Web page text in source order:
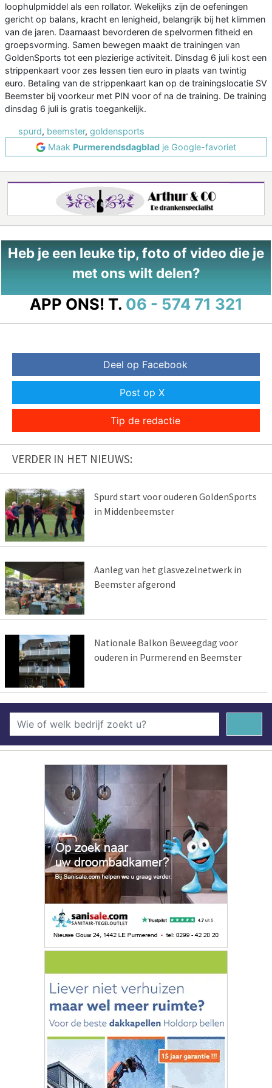
loophulpmiddel als een rollator. Wekelijks zijn de oefeningen
gericht op balans, kracht en lenigheid, belangrijk bij het klimmen
van de jaren. Daarnaast bevorderen de spelvormen fitheid en
groepsvorming. Samen bewegen maakt de trainingen van
GoldenSports tot een plezierige activiteit. Dinsdag 6 juli kost een
strippenkaart voor zes lessen tien euro in plaats van twintig
euro. Betaling van de strippenkaart kan op de trainingslocatie SV
Beemster bij voorkeur met PIN voor of na de training. De training
dinsdag 6 juli is gratis toegankelijk.
spurd, beemster, goldensports
Maak Purmerendsdagblad je Google-favoriet
Heb je een leuke tip, foto of video die je
met ons wilt delen?
APP ONS! T. 06 - 574 71 321
Deel op Facebook
Post op X
Tip de redactie
VERDER IN HET NIEUWS:
Spurd start voor ouderen GoldenSports
in Middenbeemster
Aanleg van het glasvezelnetwerk in
Beemster afgerond
Nationale Balkon Beweegdag voor
ouderen in Purmerend en Beemster